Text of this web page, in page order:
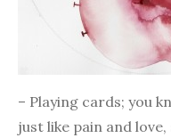
– Playing cards; you
just like pain and